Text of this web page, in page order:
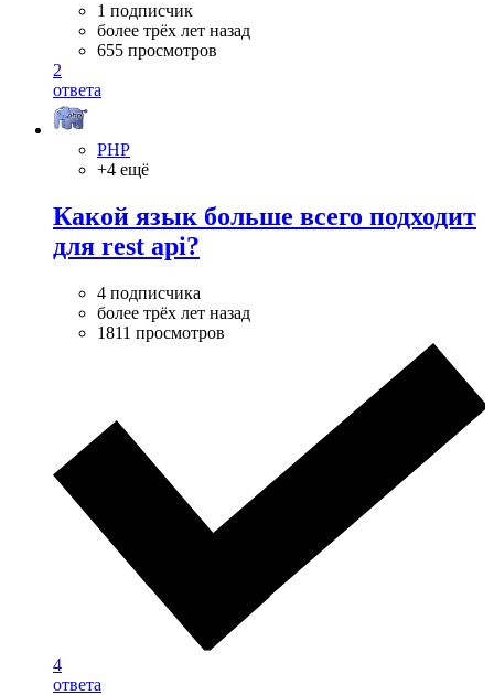
1 подписчик
более трёх лет назад
655 просмотров
2
ответа
PHP
+4 ещё
Какой язык больше всего подходит
для rest api?
4 подписчика
более трёх лет назад
1811 просмотров
4
ответа